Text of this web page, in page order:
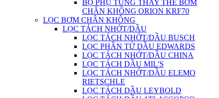
BỘ PHỤ TÙNG THAY THẾ BƠM
CHÂN KHÔNG ORION KRF70
LỌC BƠM CHÂN KHÔNG
LỌC TÁCH NHỚT/DẦU
LỌC TÁCH NHỚT/DẦU BUSCH
LỌC PHÂN TỬ DẦU EDWARDS
LỌC TÁCH NHỚT/DẦU CHINA
LỌC TÁCH DẦU MIL'S
LỌC TÁCH NHỚT/DẦU ELEMO
RIETSCHLE
LỌC TÁCH DẦU LEYBOLD